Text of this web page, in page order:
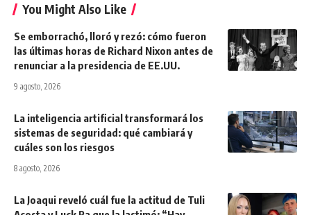
You Might Also Like
Se emborrachó, lloró y rezó: cómo fueron
las últimas horas de Richard Nixon antes de
renunciar a la presidencia de EE.UU.
9 agosto, 2026
La inteligencia artificial transformará los
sistemas de seguridad: qué cambiará y
cuáles son los riesgos
8 agosto, 2026
La Joaqui reveló cuál fue la actitud de Tuli